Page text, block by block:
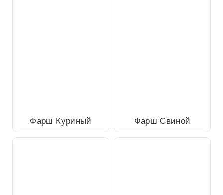
Фарш Куриный Фарш Свиной